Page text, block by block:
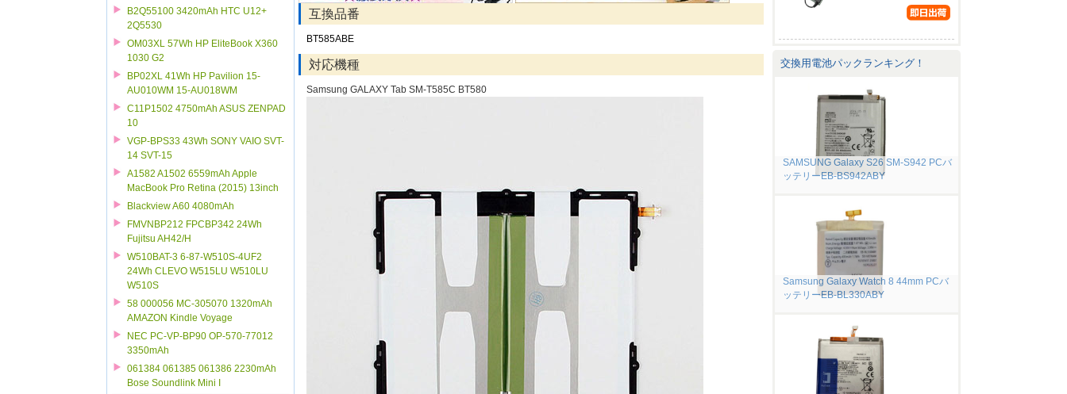
B2Q55100 3420mAh HTC U12+
2Q5530
OM03XL 57Wh HP EliteBook X360
1030 G2
BP02XL 41Wh HP Pavilion 15-
AU010WM 15-AU018WM
C11P1502 4750mAh ASUS ZENPAD
10
VGP-BPS33 43Wh SONY VAIO SVT-
14 SVT-15
A1582 A1502 6559mAh Apple
MacBook Pro Retina (2015) 13inch
Blackview A60 4080mAh
FMVNBP212 FPCBP342 24Wh
Fujitsu AH42/H
W510BAT-3 6-87-W510S-4UF2
24Wh CLEVO W515LU W510LU
W510S
58 000056 MC-305070 1320mAh
AMAZON Kindle Voyage
NEC PC-VP-BP90 OP-570-77012
3350mAh
061384 061385 061386 2230mAh
Bose Soundlink Mini I
互換品番
BT585ABE
対応機種
Samsung GALAXY Tab SM-T585C BT580
交換用電池パックランキング！
SAMSUNG Galaxy S26 SM-S942 PCバ
ッテリーEB-BS942ABY
Samsung Galaxy Watch 8 44mm PCバ
ッテリーEB-BL330ABY